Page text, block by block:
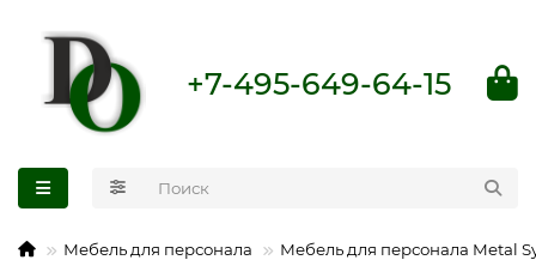
+7-495-649-64-15
Мебель для персонала Мебель для персонала Metal